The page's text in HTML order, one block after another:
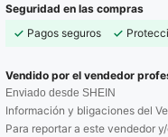
Seguridad en las compras
Pagos seguros
Vendido por el vendedor
Enviado desde SHEIN
Información y bligaciones del
Para reportar a este vendedor